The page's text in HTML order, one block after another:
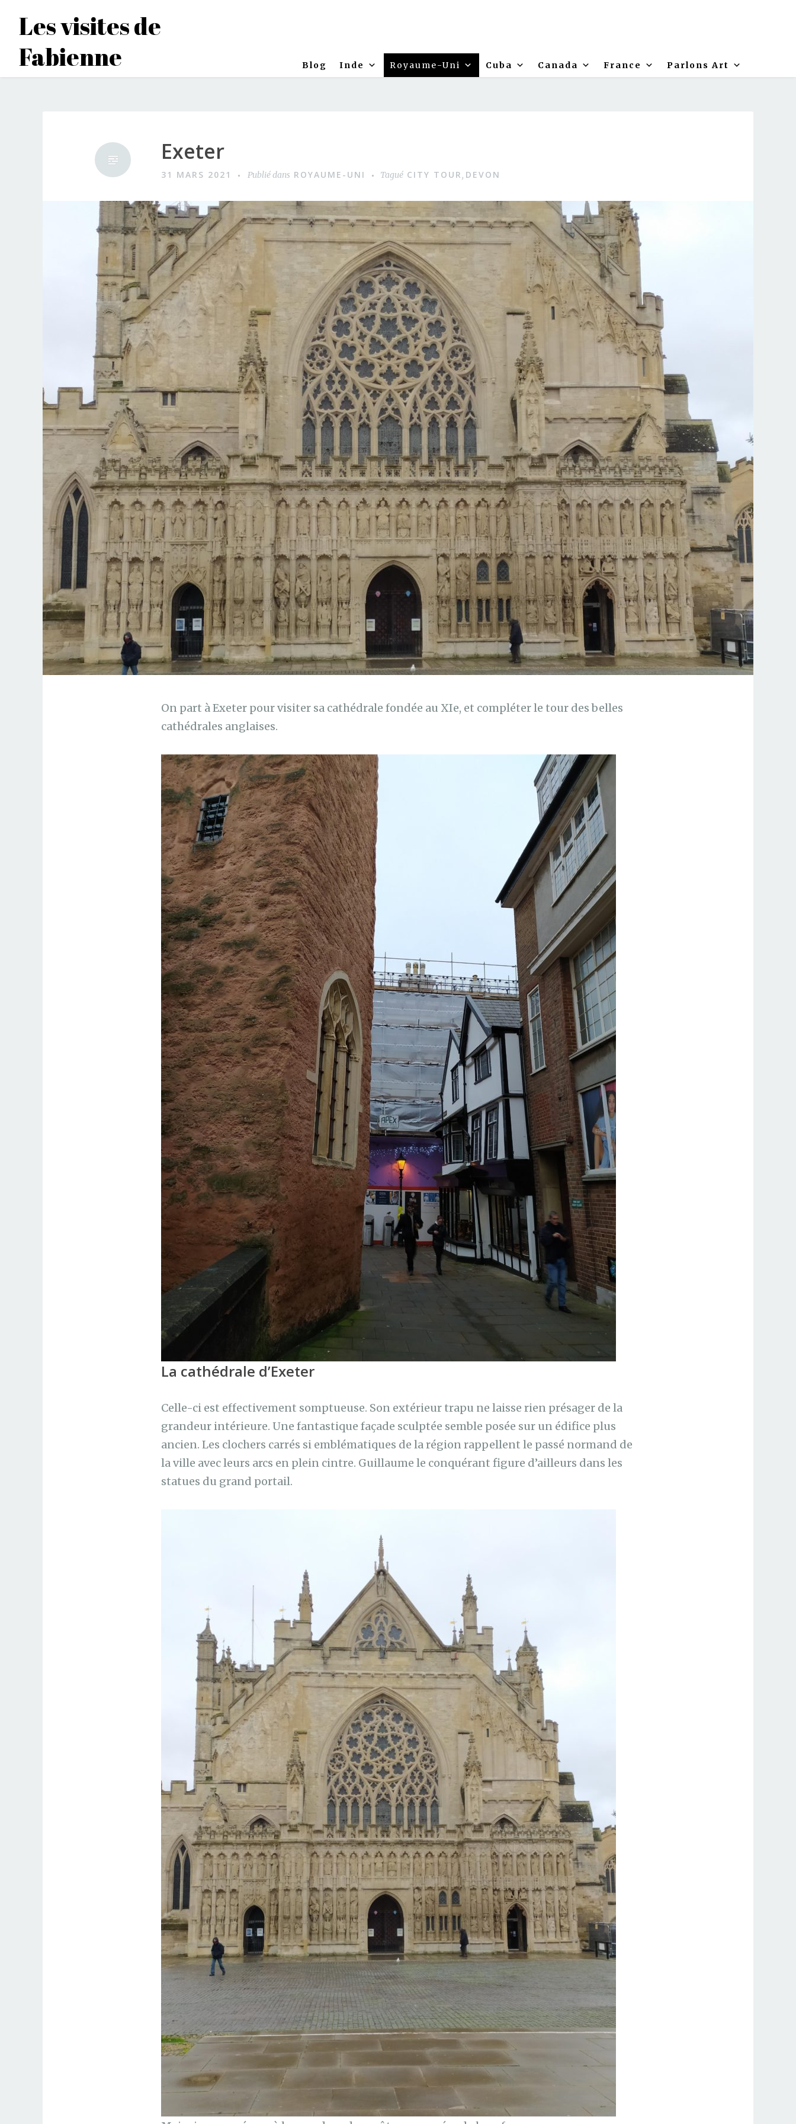
contenu
principal
Les visites de
Fabienne
Blog Inde Royaume-Uni Cuba Canada France Parlons Art
Exeter
31 MARS 2021 Publié dans ROYAUME-UNI Tagué CITY TOUR, DEVON
On part à Exeter pour visiter sa cathédrale fondée au XIe, et compléter le tour des belles
cathédrales anglaises.
La cathédrale d’Exeter
Celle-ci est effectivement somptueuse. Son extérieur trapu ne laisse rien présager de la
grandeur intérieure. Une fantastique façade sculptée semble posée sur un édifice plus
ancien. Les clochers carrés si emblématiques de la région rappellent le passé normand de
la ville avec leurs arcs en plein cintre. Guillaume le conquérant figure d’ailleurs dans les
statues du grand portail.